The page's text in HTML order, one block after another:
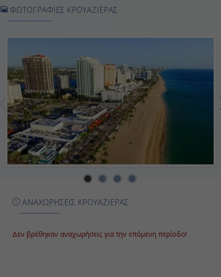
Ημέρα 7η
ΑΝΑΧΩΡΗΣΕΙΣ ΚΡΟΥΑΖΙΕΡΑΣ
Δεν βρέθηκαν αναχωρήσεις για την επόμενη περίοδο!
ΦΩΤΟΓΡΑΦΙΕΣ ΚΡΟΥΑΖΙΕΡΑΣ